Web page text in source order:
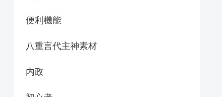
便利機能
八重言代主神素材
内政